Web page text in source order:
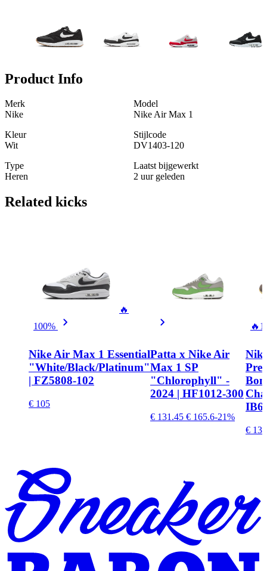
Product Info
Merk
Nike
Model
Nike Air Max 1
Kleur
Wit
Stijlcode
DV1403-120
Type
Heren
Laatst bijgewerkt
2 uur geleden
Related kicks
🔥
100%
Nike Air Max 1 Essential
"White/Black/Platinum"
| FZ5808-102
€ 105
Patta x Nike Air
Max 1 SP
"Chlorophyll" -
2024 | HF1012-300
€ 131.45 € 165.6-21%
🔥
€ 137